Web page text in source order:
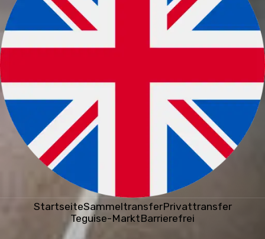
StartseiteSammeltransferPrivattransfer
Teguise-MarktBarrierefrei